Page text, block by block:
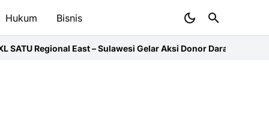
Hukum Bisnis
– Sulawesi Gelar Aksi Donor Darah SerentakPMI Salurkan